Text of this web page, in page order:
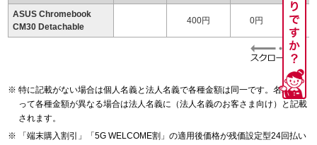
ASUS Chromebook
CM30 Detachable
400円 0円
特に記載がない場合は個人名義と法人名義で各種金額は同一です。名義によ
って各種金額が異なる場合は法人名義に（法人名義のお客さま向け）と記載
されます。
「端末購入割引」「5G WELCOME割」の適用後価格が残価設定型24回払い